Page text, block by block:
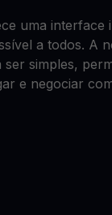
uma interface
a todos. A
simples,
e negociar